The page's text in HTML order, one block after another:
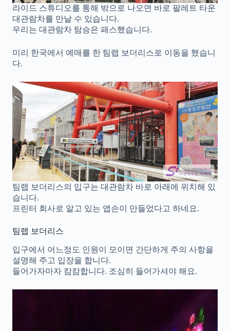
라이드 스튜디오를 통해 밖으로 나오면 바로 팔레트 타운
대관람차를 만날 수 있습니다.
우리는 대관람차 탐승은 패스했습니다.
미리 한국에서 예매를 한 팀랩 보더리스로 이동을 했습니
다.
팀랩 보더리스의 입구는 대관람차 바로 아래에 위치해 있
습니다.
프린터 회사로 알고 있는 앱손이 만들었다고 하네요.
팀랩 보더리스
입구에서 어느정도 인원이 모이면 간단하게 주의 사항을
설명해 주고 입장을 합니다.
들어가자마자 캄캄합니다. 조심히 들어가셔야 해요.